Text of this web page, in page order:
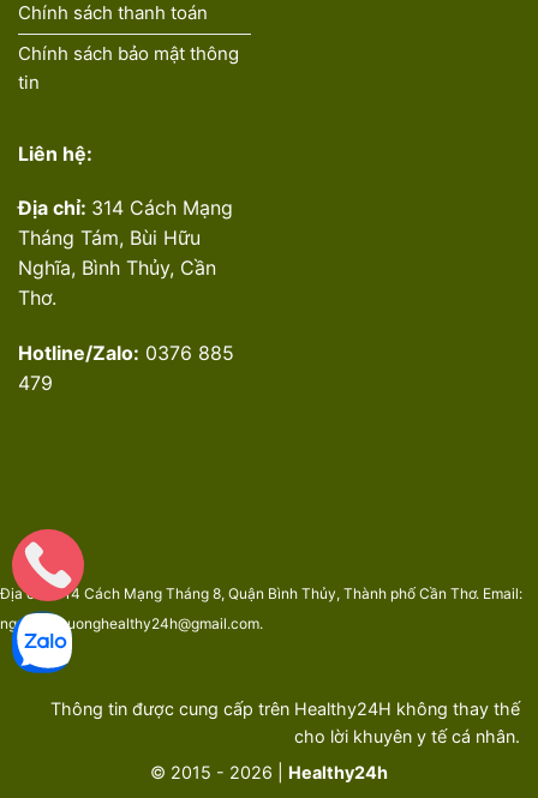
Chính sách thanh toán
Chính sách bảo mật thông
tin
Liên hệ:
Địa chỉ: 314 Cách Mạng
Tháng Tám, Bùi Hữu
Nghĩa, Bình Thủy, Cần
Thơ.
Hotline/Zalo: 0376 885
479
Địa chỉ: 314 Cách Mạng Tháng 8, Quận Bình Thủy, Thành phố Cần Thơ. Email:
nguyenphuonghealthy24h@gmail.com.
Thông tin được cung cấp trên Healthy24H không thay thế
cho lời khuyên y tế cá nhân.
© 2015 - 2026 | Healthy24h